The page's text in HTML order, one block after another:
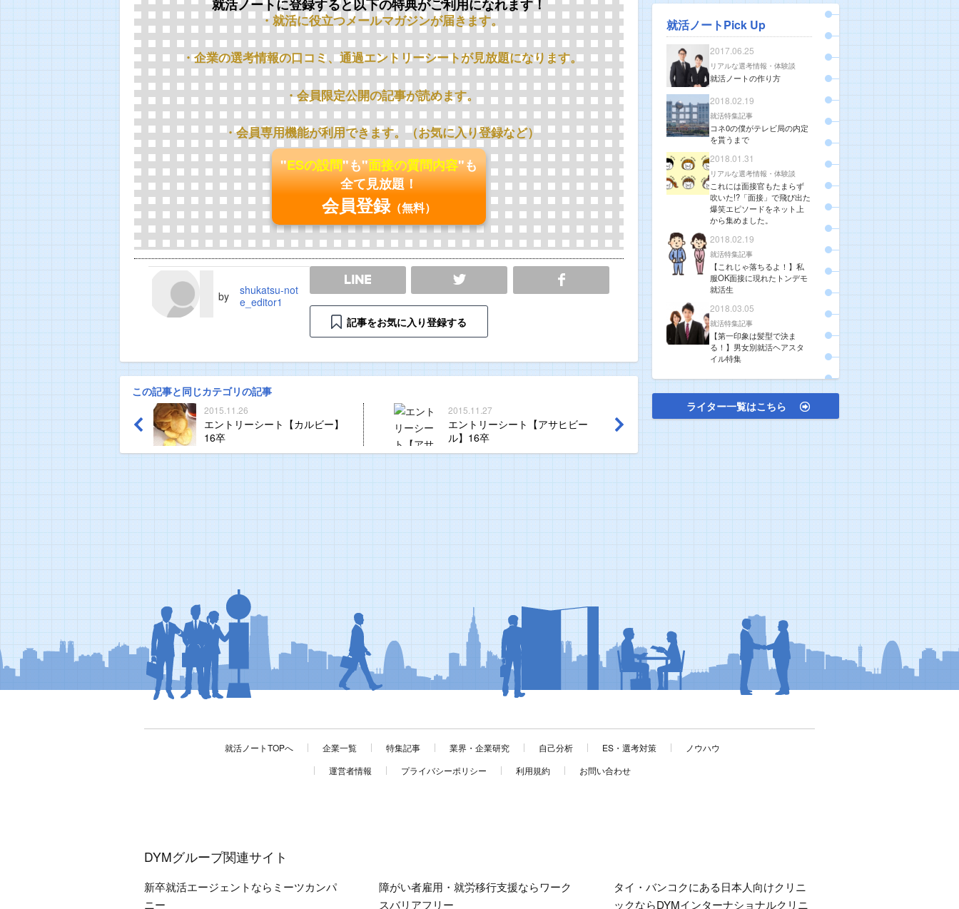
就活ノートに登録すると以下の特典がご利用になれます！
・就活に役立つメールマガジンが届きます。
・企業の選考情報の口コミ、通過エントリーシートが見放題になります。
・会員限定公開の記事が読めます。
・会員専用機能が利用できます。（お気に入り登録など）
"ESの設問"も"面接の質問内容"も
全て見放題！
会員登録（無料）
by
shukatsu-not
e_editor1
LINE SHARE
記事をお気に入り登録する
この記事と同じカテゴリの記事
2015.11.26
エントリーシート【カルビー】
16卒
2015.11.27
エントリーシート【アサヒビー
ル】16卒
就活ノートPick Up
2017.06.25
リアルな選考情報・体験談
就活ノートの作り方
2018.02.19
就活特集記事
コネ0の僕がテレビ局の内定
を貰うまで
2018.01.31
リアルな選考情報・体験談
これには面接官もたまらず
吹いた!?「面接」で飛び出た
爆笑エピソードをネット上
から集めました。
2018.02.19
就活特集記事
【これじゃ落ちるよ！】私
服OK面接に現れたトンデモ
就活生
2018.03.05
就活特集記事
【第一印象は髪型で決ま
る！】男女別就活ヘアスタ
イル特集
ライター一覧はこちら
就活ノートTOPへ 企業一覧 特集記事 業界・企業研究 自己分析 ES・選考対策
ノウハウ
運営者情報
プライバシーポリシー 利用規約 お問い合わせ
DYMグループ関連サイト
新卒就活エージェントならミーツカンパ
ニー
障がい者雇用・就労移行支援ならワーク
スバリアフリー
タイ・バンコクにある日本人向けクリニ
ックならDYMインターナショナルクリニ